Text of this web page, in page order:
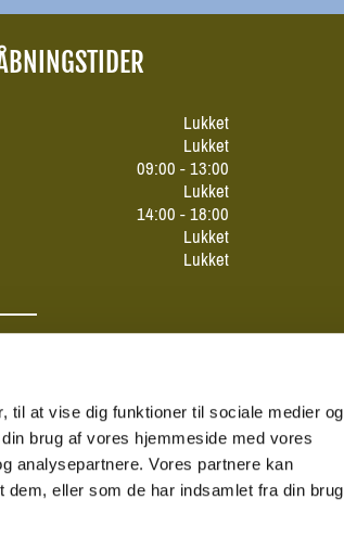
til at vise dig funktioner til sociale medier og
brug af vores hjemmeside med vores
analysepartnere. Vores partnere kan
eller som de har indsamlet fra din brug
Lukket
Lukket
09:00 - 13:00
Lukket
14:00 - 18:00
Lukket
Lukket